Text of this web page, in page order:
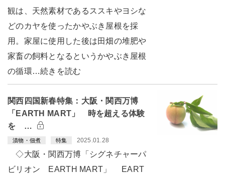
観は、天然素材であるススキやヨシな
どのカヤを使ったかやぶき屋根を採
用。家屋に使用した後は田畑の堆肥や
家畜の飼料となるというかやぶき屋根
の循環…続きを読む
関西四国新春特集：大阪・関西万博
「EARTH MART」 時を超える体験
を …
漬物・佃煮 特集 2025.01.28
◇大阪・関西万博「シグネチャーパ
ビリオン EARTH MART」 EART